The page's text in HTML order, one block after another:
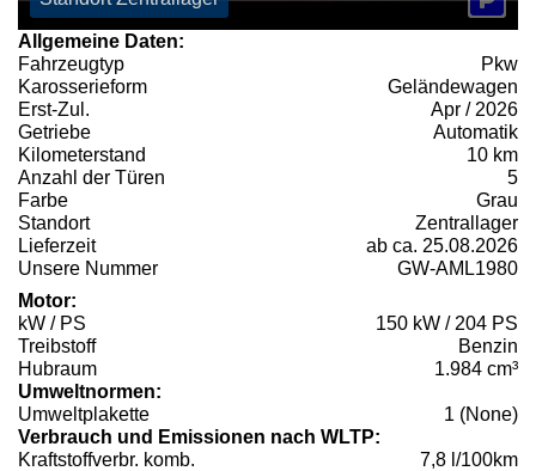
Allgemeine Daten:
Fahrzeugtyp
Pkw
Karosserieform
Geländewagen
Erst-Zul.
Apr / 2026
Getriebe
Automatik
Kilometerstand
10 km
Anzahl der Türen
5
Farbe
Grau
Standort
Zentrallager
Lieferzeit
ab ca. 25.08.2026
Unsere Nummer
GW-AML1980
Motor:
kW / PS
150 kW / 204 PS
Treibstoff
Benzin
Hubraum
1.984 cm³
Umweltnormen:
Umweltplakette
1 (None)
Verbrauch und Emissionen nach WLTP:
Kraftstoffverbr. komb.
7,8 l/100km